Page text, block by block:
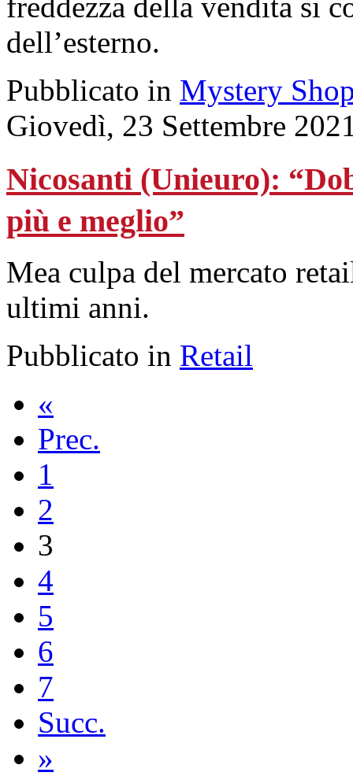
freddezza della vendita si
dell’esterno.
Pubblicato in Mystery
Giovedì, 23 Settembre
Nicosanti (Unieuro):
più e meglio”
Mea culpa del mercato
ultimi anni.
Pubblicato in Retail
«
Prec.
1
2
3
4
5
6
7
Succ.
»